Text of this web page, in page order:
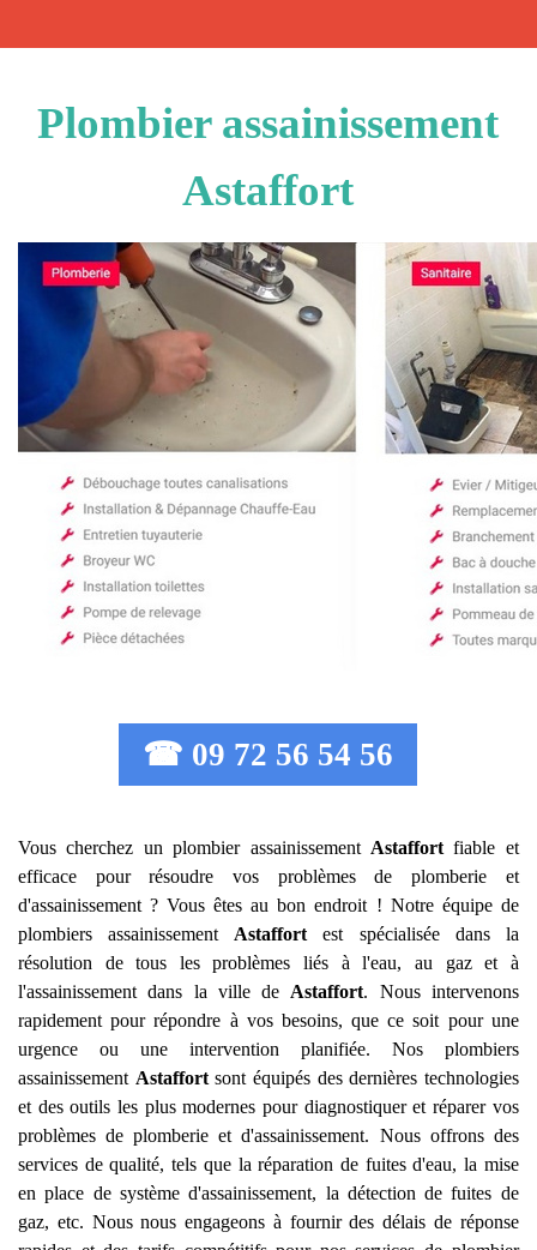
Plombier assainissement
Astaffort
☎ 09 72 56 54 56
Vous cherchez un plombier assainissement Astaffortfiable et
efficace pour résoudre vos problèmes de plomberie et
d'assainissement ? Vous êtes au bon endroit ! Notre équipe de
plombiers assainissement Astaffort est spécialisée dans la
résolution de tous les problèmes liés à l'eau, au gaz et à
l'assainissement dans la ville de Astaffort. Nous intervenons
rapidement pour répondre à vos besoins, que ce soit pour une
urgence ou une intervention planifiée. Nos plombiers
assainissement Astaffortsont équipés des dernières technologies
et des outils les plus modernes pour diagnostiquer et réparer vos
problèmes de plomberie et d'assainissement. Nous offrons des
services de qualité, tels que la réparation de fuites d'eau, la mise
en place de système d'assainissement, la détection de fuites de
gaz, etc. Nous nous engageons à fournir des délais de réponse